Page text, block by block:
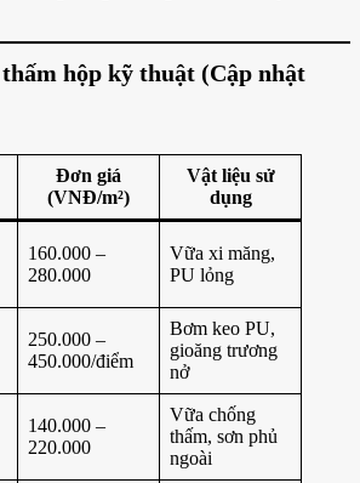
thấm hộp kỹ thuật (Cập nhật
Đơn giá
(VNĐ/m²)
Vật liệu sử
dụng
160.000 –
280.000
Vữa xi măng,
PU lỏng
250.000 –
450.000/điểm
Bơm keo PU,
gioăng trương
nở
140.000 –
220.000
Vữa chống
thấm, sơn phủ
ngoài